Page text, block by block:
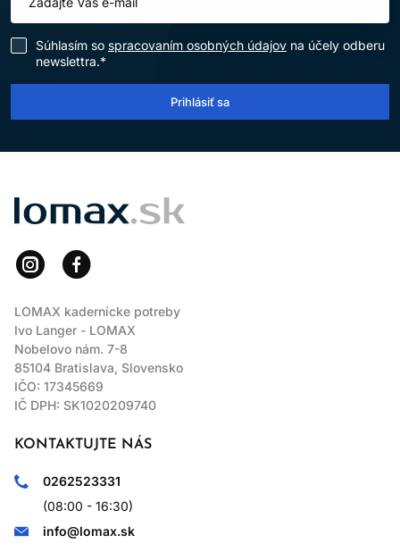
Súhlasím so spracovaním osobných údajov na účely odberu
newslettra.*
Prihlásiť sa
LOMAX
LOMAX kadernícke potreby
Ivo Langer - LOMAX
Nobelovo nám. 7-8
85104 Bratislava, Slovensko
IČO: 17345669
IČ DPH: SK1020209740
KONTAKTUJTE NÁS
0262523331
(08:00 - 16:30)
info@lomax.sk